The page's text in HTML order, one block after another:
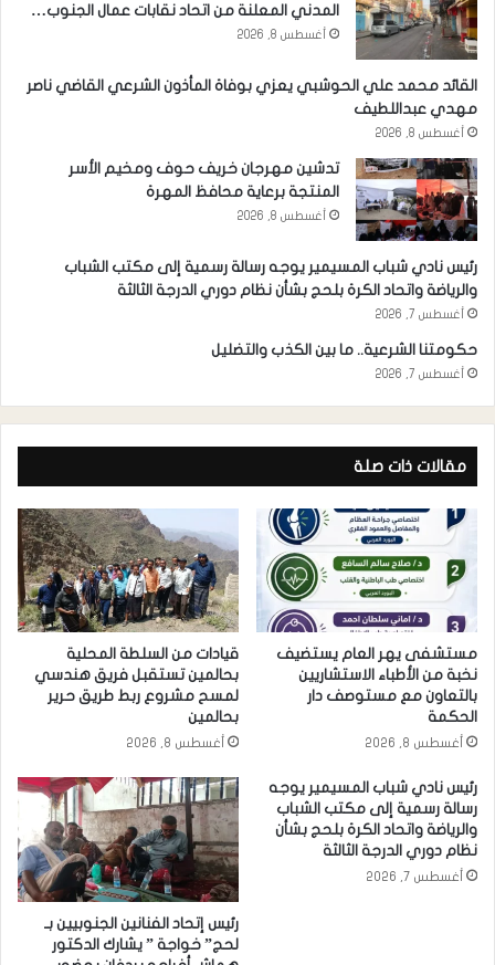
المدني المعلنة من اتحاد نقابات عمال الجنوب…
أغسطس 8, 2026
القائد محمد علي الحوشبي يعزي بوفاة المأذون الشرعي القاضي ناصر
مهدي عبداللطيف
أغسطس 8, 2026
تدشين مهرجان خريف حوف ومخيم الأسر
المنتجة برعاية محافظ المهرة
أغسطس 8, 2026
رئيس نادي شباب المسيمير يوجه رسالة رسمية إلى مكتب الشباب
والرياضة واتحاد الكرة بلحج بشأن نظام دوري الدرجة الثالثة
أغسطس 7, 2026
حكومتنا الشرعية.. ما بين الكذب والتضليل
أغسطس 7, 2026
مقالات ذات صلة
مستشفى يهر العام يستضيف
نخبة من الأطباء الاستشاريين
بالتعاون مع مستوصف دار
الحكمة
أغسطس 8, 2026
قيادات من السلطة المحلية
بحالمين تستقبل فريق هندسي
لمسح مشروع ربط طريق حرير
بحالمين
أغسطس 8, 2026
رئيس نادي شباب المسيمير يوجه
رسالة رسمية إلى مكتب الشباب
والرياضة واتحاد الكرة بلحج بشأن
نظام دوري الدرجة الثالثة
أغسطس 7, 2026
رئيس إتحاد الفنانين الجنوبيين بـ
لحج” خواجة ” يشارك الدكتور